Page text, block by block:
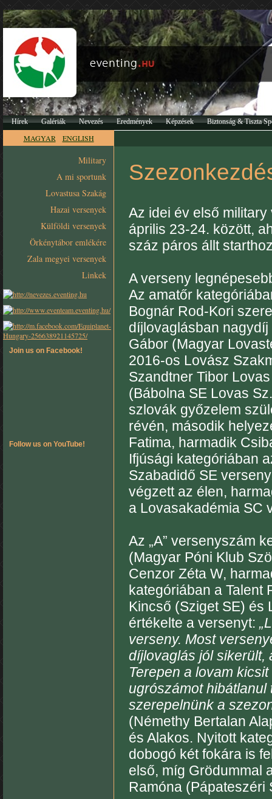
Hírek Galériák Nevezés Eredmények Képzések Biztonság & Tiszta
MAGYAR ENGLISH
Military
A mi sportunk
Lovastusa Szakág
Hazai versenyek
Külföldi versenyek
Örkénytábor emlékére
Zala megyei versenyek
Linkek
Join us on Facebook!
Follow us on YouTube!
Az idei év első
április 23-24. között,
száz páros állt
A verseny
Az amatőr
Bognár Rod-Kori
díjlovaglásban
Gábor (Magyar
2016-os Lovász
Szandtner Tibor
(Bábolna SE Lovas
szlovák győzelem
révén, második
Fatima, harmadik
Ifjúsági kategóriában
Szabadidő SE
végzett az élen,
a Lovasakadémia SC
Az „A” versenyszám
(Magyar Póni Klub
Cenzor Zéta W,
kategóriában a Talent
Kincső (Sziget SE) és
értékelte a versenyt:
verseny. Most
díjlovaglás jól sikerült,
Terepen a lovam
ugrószámot
szerepelnünk a
(Némethy Bertalan
és Alakos. Nyitott
dobogó két fokára is
első, míg Grödummal
Ramóna (Pápateszéri